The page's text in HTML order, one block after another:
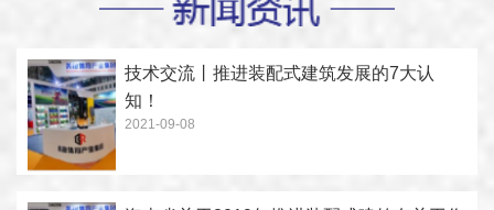
技术交流丨推进装配式建筑发展的7大认
知！
2021-09-08